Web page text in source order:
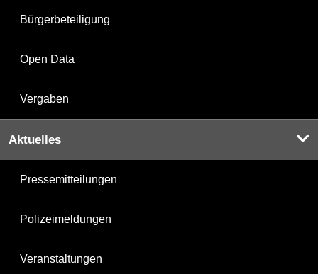
Bürgerbeteiligung
Open Data
Vergaben
Aktuelles
Pressemitteilungen
Polizeimeldungen
Veranstaltungen